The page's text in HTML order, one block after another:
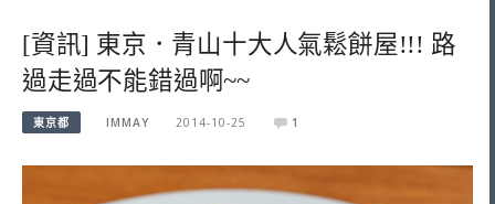
[資訊] 東京．青山十大人氣鬆餅屋!!! 路
過走過不能錯過啊~~
東京都 IMMAY 2014-10-25 1